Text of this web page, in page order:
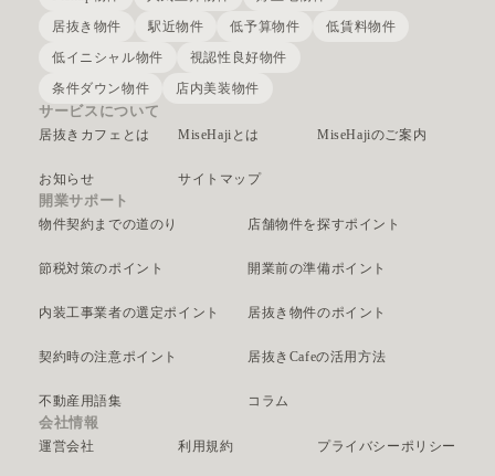
居抜き物件
駅近物件 低予算物件
低賃料物件
低イニシャル物件
視認性良好物件
条件ダウン物件
店内美装物件
サービスについて
居抜きカフェとは MiseHajiとは MiseHajiのご案内
お知らせ サイトマップ
開業サポート
物件契約までの道のり 店舗物件を探すポイント
節税対策のポイント 開業前の準備ポイント
内装工事業者の選定ポイント 居抜き物件のポイント
契約時の注意ポイント 居抜きCafeの活用方法
不動産用語集 コラム
会社情報
運営会社 利用規約 プライバシーポリシー